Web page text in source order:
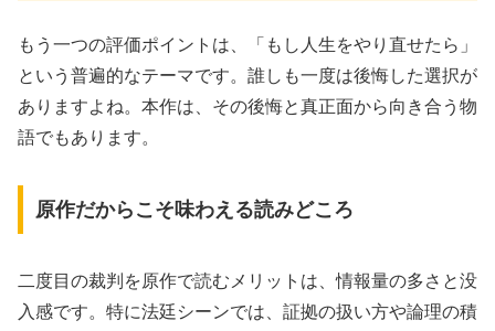
もう一つの評価ポイントは、「もし人生をやり直せたら」
という普遍的なテーマです。誰しも一度は後悔した選択が
ありますよね。本作は、その後悔と真正面から向き合う物
語でもあります。
原作だからこそ味わえる読みどころ
二度目の裁判を原作で読むメリットは、情報量の多さと没
入感です。特に法廷シーンでは、証拠の扱い方や論理の積